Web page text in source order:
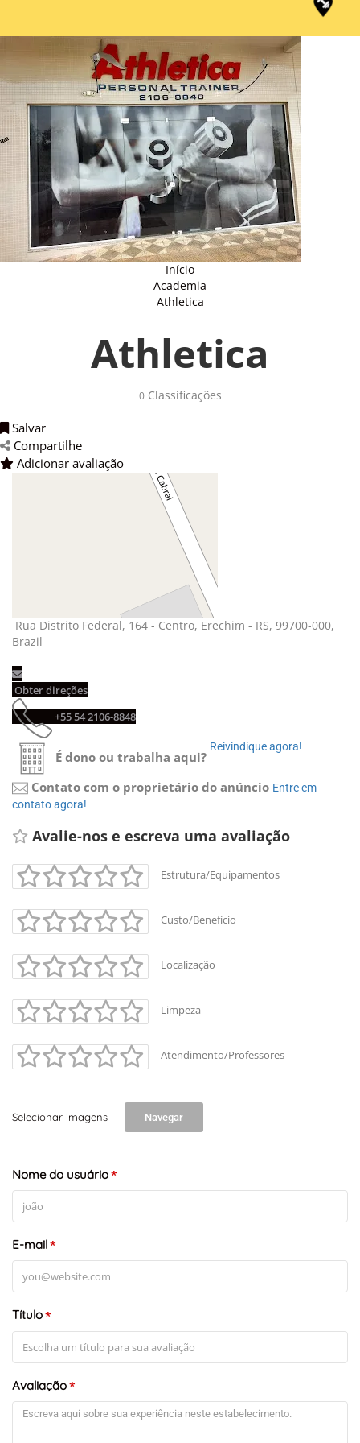
Início
Academia
Athletica
Athletica
0Classificações
Salvar
Compartilhe
Adicionar avaliação
+ -
Rua Distrito Federal, 164 - Centro, Erechim - RS, 99700-000,
Brazil
Obter direções
+55 54 2106-8848
É dono ou trabalha aqui?
Reivindique agora!
Contato com o proprietário do anúncio Entre em
contato agora!
Avalie-nos e escreva uma avaliação
Estrutura/Equipamentos
Custo/Benefício
Localização
Limpeza
Atendimento/Professores
Selecionar imagens Navegar
Nome do usuário*
E-mail*
Título*
Avaliação*